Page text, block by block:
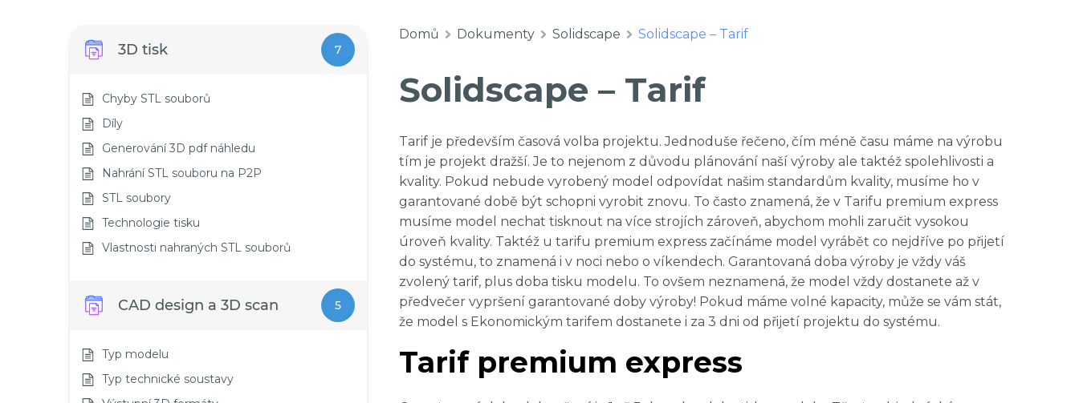
3D tisk 7
Chyby STL souborů
Díly
Generování 3D pdf náhledu
Nahrání STL souboru na P2P
STL soubory
Technologie tisku
Vlastnosti nahraných STL souborů
CAD design a 3D scan 5
Typ modelu
Typ technické soustavy
Domů Dokumenty Solidscape Solidscape – Tarif
Solidscape – Tarif
Tarif je především časová volba projektu. Jednoduše řečeno, čím méně času máme na výrobu
tím je projekt dražší. Je to nejenom z důvodu plánování naší výroby ale taktéž spolehlivosti a
kvality. Pokud nebude vyrobený model odpovídat našim standardům kvality, musíme ho v
garantované době být schopni vyrobit znovu. To často znamená, že v Tarifu premium express
musíme model nechat tisknout na více strojích zároveň, abychom mohli zaručit vysokou
úroveň kvality. Taktéž u tarifu premium express začínáme model vyrábět co nejdříve po přijetí
do systému, to znamená i v noci nebo o víkendech. Garantovaná doba výroby je vždy váš
zvolený tarif, plus doba tisku modelu. To ovšem neznamená, že model vždy dostanete až v
předvečer vypršení garantované doby výroby! Pokud máme volné kapacity, může se vám stát,
že model s Ekonomickým tarifem dostanete i za 3 dni od přijetí projektu do systému.
Tarif premium express